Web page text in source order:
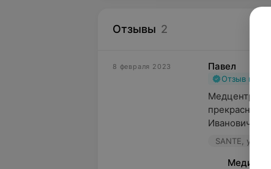
Отзывы 2
8 февраля 2023 Павел
Отзыв
Медцентр
прекрасного
Ивановича,
SANTE, ул.